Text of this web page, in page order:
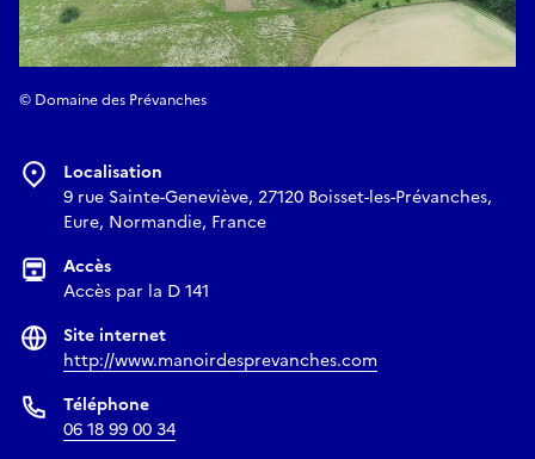
© Domaine des Prévanches
Localisation
9 rue Sainte-Geneviève, 27120 Boisset-les-Prévanches,
Eure, Normandie, France
Accès
Accès par la D 141
Site internet
http://www.manoirdesprevanches.com
Téléphone
06 18 99 00 34